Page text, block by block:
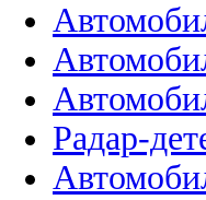
Радар-